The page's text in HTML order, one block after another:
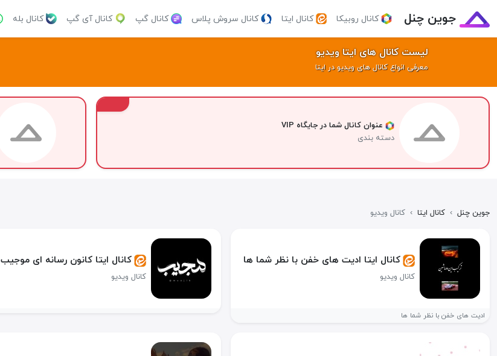
جوین چنل کانال روبیکا کانال ایتا کانال سروش پلاس کانال گپ کانال آی گپ کانال بله
لیست کانال های ایتا ویدیو
معرفی انواع کانال های ویدیو در ایتا
عنوان کانال شما در جایگاه VIP
دسته بندی
جوین چنل › کانال ایتا › کانال ویدیو
کانال ایتا ادیت های خفن با نظر شما ها
کانال ویدیو
ادیت های خفن با نظر شما ها
کانال ایتا کانون رسانه ای موجیب
کانال ویدیو